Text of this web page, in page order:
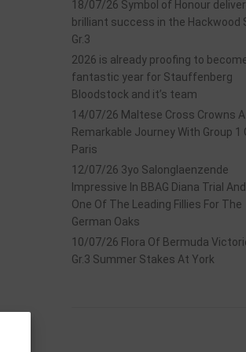
18/07/26 Symbol of Honour
brilliant success in the Hackwood
Gr.3
2026 is already proofing to
fantastic year for Stauffenberg
Bloodstock and it’s team
14/07/26 Maltese Cross Crowns A
Remarkable Journey With Group 1
Paris
12/07/26 3yo Salonglaenzende
Impressive In BBAG Diana Trial
One Of The Leading Fillies For The
German Oaks
10/07/26 Flora Of Bermuda
Gr.3 Summer Stakes At York